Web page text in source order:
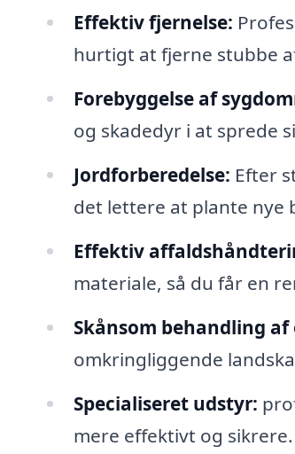
Effektiv fjernelse:
hurtigt at fjerne stubbe
Forebyggelse af
og skadedyr i at sprede
Jordforberedelse: Efter
det lettere at plante nye
Effektiv
materiale, så du får en
Skånsom behandling
omkringliggende
Specialiseret udstyr:
mere effektivt og sikrere.